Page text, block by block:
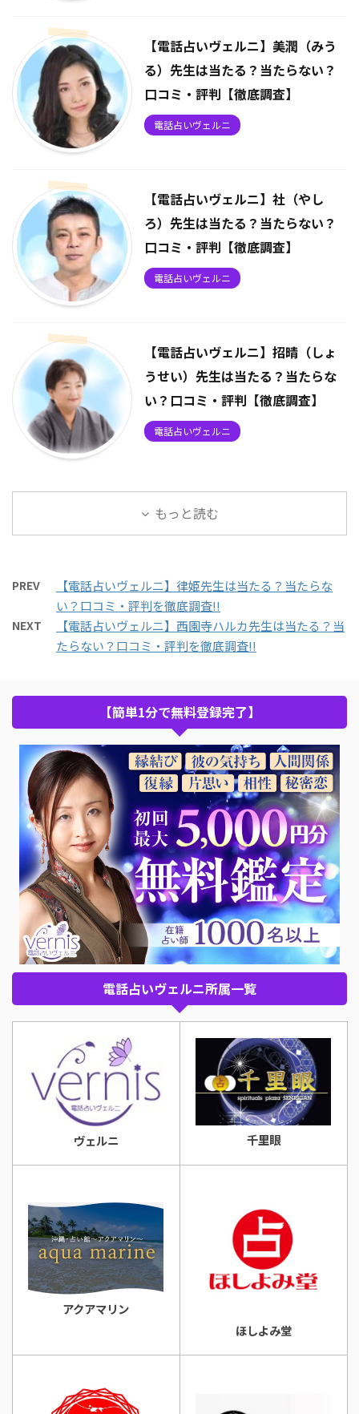
【電話占いヴェルニ】美潤（みう
る）先生は当たる？当たらない？
口コミ・評判【徹底調査】
電話占いヴェルニ
【電話占いヴェルニ】社（やし
ろ）先生は当たる？当たらない？
口コミ・評判【徹底調査】
電話占いヴェルニ
【電話占いヴェルニ】招晴（しょ
うせい）先生は当たる？当たらな
い？口コミ・評判【徹底調査】
電話占いヴェルニ
もっと読む
PREV
【電話占いヴェルニ】律姫先生は当たる？当たらな
い？口コミ・評判を徹底調査!!
NEXT
【電話占いヴェルニ】西園寺ハルカ先生は当たる？当
たらない？口コミ・評判を徹底調査!!
【簡単1分で無料登録完了】
電話占いヴェルニ所属一覧
ヴェルニ 千里眼
アクアマリン
ほしよみ堂